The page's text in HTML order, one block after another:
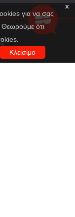
x
για να σας
Θεωρούμε ότι
Κλείσιμο